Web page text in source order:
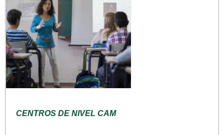
CENTROS DE NIVEL CAM